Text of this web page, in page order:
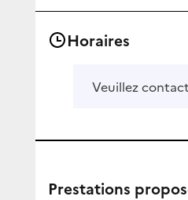
Horaires
Veuillez
Prestations